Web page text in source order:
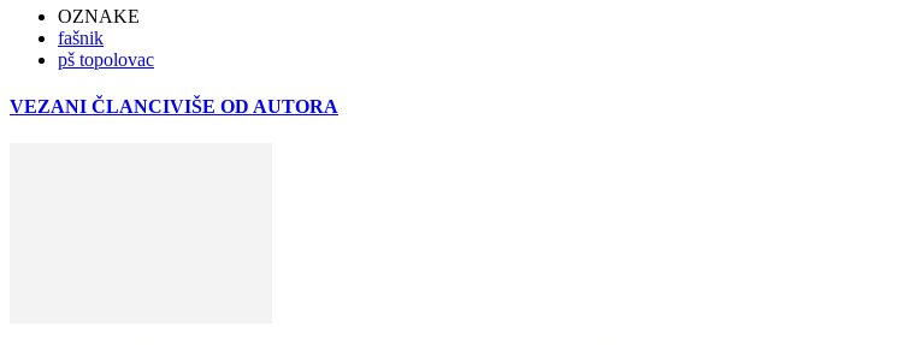
OZNAKE
fašnik
pš topolovac
VEZANI ČLANCIVIŠE OD AUTORA